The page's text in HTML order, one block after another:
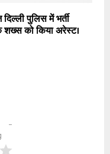
पुलिस में भर्ती
को किया अरेस्ट।